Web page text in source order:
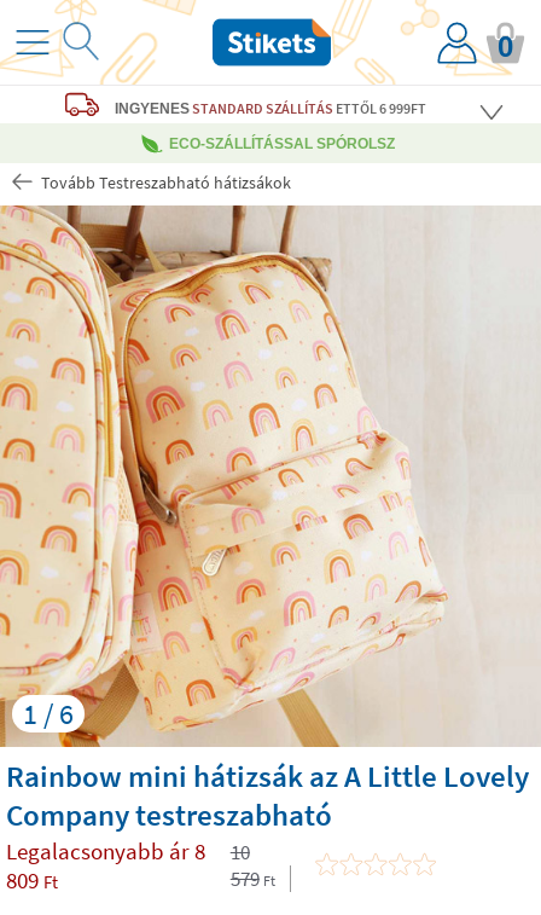
0
INGYENESSTANDARD SZÁLLÍTÁS ETTŐL 6 999FT
ECO-SZÁLLÍTÁSSAL SPÓROLSZ
Tovább Testreszabható hátizsákok
1 / 6
Rainbow mini hátizsák az A Little Lovely
Company testreszabható
Legalacsonyabb ár8
809 Ft
10
579 Ft